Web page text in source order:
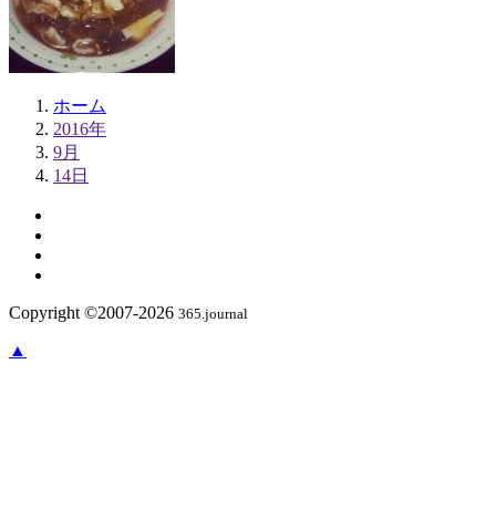
ホーム
2016年
9月
14日
Copyright ©2007-2026 365.journal
▲